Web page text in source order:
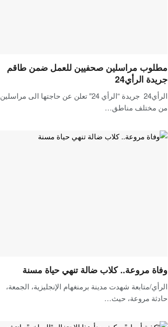
مطلوب مراسلين صحفيين للعمل ضمن طاقم
جريدة الرأي24
الرأي24 جريدة “الرأي 24″ تعلن عن حاجتها الى مراسلين
من مختلف مناطق…
وفاة مروعة.. كلاب ضالة تنهي حياة مسنة
الرأي/متابعة شهدت مدينة برمنغهام الإنجليزية، الجمعة،
حادثة مروعة، حيث…